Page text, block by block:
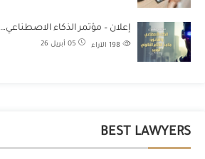
إعلان – مؤتمر الذكاء الاصطناعي…
05 أبريل 26 الآراء
BEST LAWYERS